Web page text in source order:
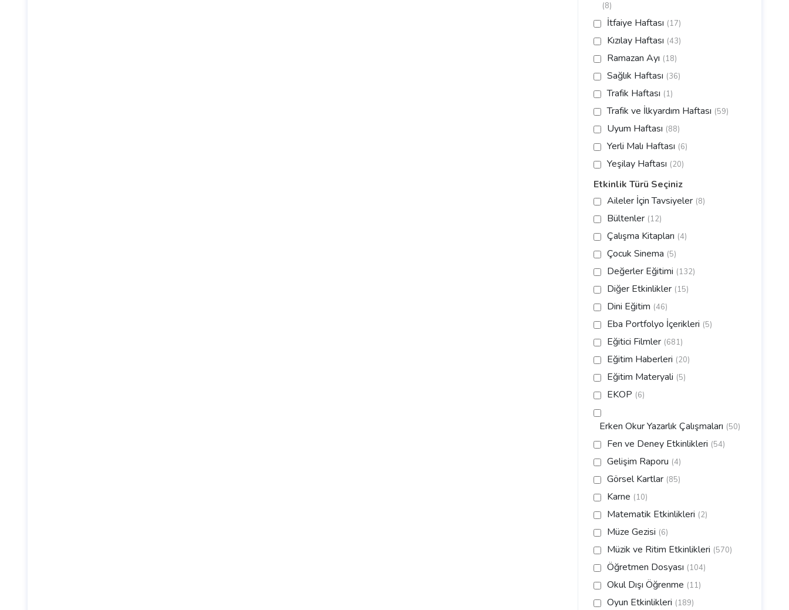
(8)
İtfaiye Haftası (17)
Kızılay Haftası (43)
Ramazan Ayı (18)
Sağlık Haftası (36)
Trafik Haftası (1)
Trafik ve İlkyardım Haftası (59)
Uyum Haftası (88)
Yerli Malı Haftası (6)
Yeşilay Haftası (20)
Etkinlik Türü Seçiniz
Aileler İçin Tavsiyeler (8)
Bültenler (12)
Çalışma Kitapları (4)
Çocuk Sinema (5)
Değerler Eğitimi (132)
Diğer Etkinlikler (15)
Dini Eğitim (46)
Eba Portfolyo İçerikleri (5)
Eğitici Filmler (681)
Eğitim Haberleri (20)
Eğitim Materyali (5)
EKOP (6)
Erken Okur Yazarlık Çalışmaları (50)
Fen ve Deney Etkinlikleri (54)
Gelişim Raporu (4)
Görsel Kartlar (85)
Karne (10)
Matematik Etkinlikleri (2)
Müze Gezisi (6)
Müzik ve Ritim Etkinlikleri (570)
Öğretmen Dosyası (104)
Okul Dışı Öğrenme (11)
Oyun Etkinlikleri (189)